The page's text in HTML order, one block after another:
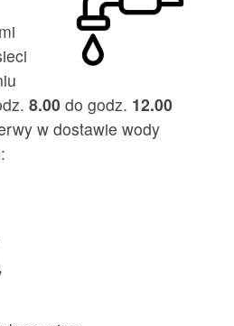
8.00 do godz. 12.00
w dostawie wody